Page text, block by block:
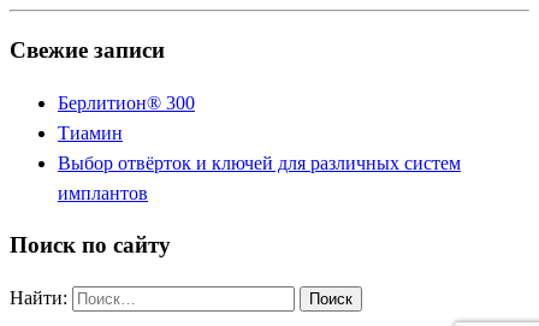
Свежие записи
Берлитион® 300
Тиамин
Выбор отвёрток и ключей для различных систем
имплантов
Поиск по сайту
Найти: